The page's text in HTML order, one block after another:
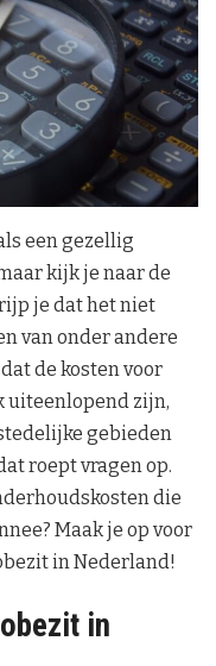
een gezellig
kijk je naar de
je dat het niet
van onder andere
de kosten voor
uiteenlopend zijn,
gebieden
roept vragen op.
die
Maak je op voor
in Nederland!
in